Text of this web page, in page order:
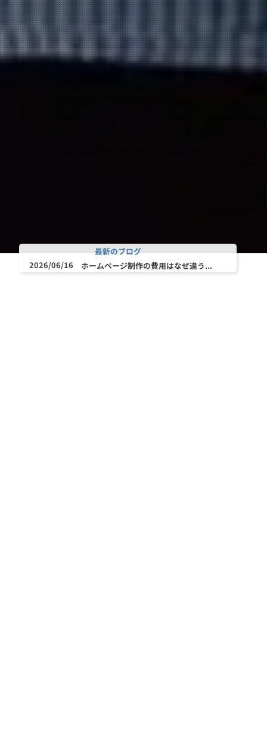
最新のブログ
2026/06/16
ホームページ制作の費用はなぜ違う...